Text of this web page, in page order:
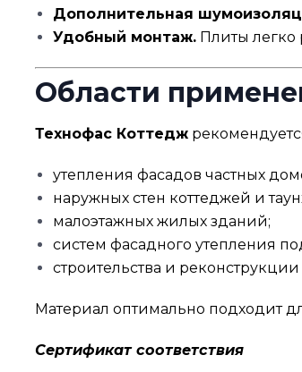
Дополнительная
Удобный монтаж. Плиты легко
Области
Технофас Коттедж
утепления фасадов частных
наружных стен коттеджей и
малоэтажных жилых зданий;
систем фасадного утепления
строительства и
Материал оптимально подходит
Сертификат соответствия